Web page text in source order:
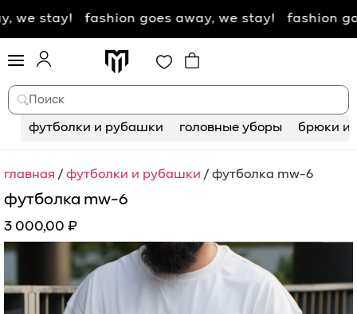
fashion goes away, we stay! fashion goes
Поиск
футболки и рубашки головные уборы брюки и
главная / футболки и рубашки / футболка mw-6
футболка mw-6
3 000,00 ₽